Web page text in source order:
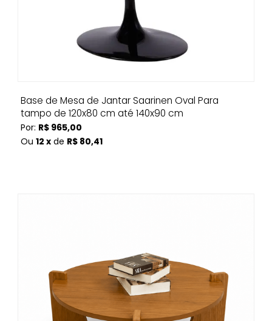
Base de Mesa de Jantar Saarinen Oval Para
tampo de 120x80 cm até 140x90 cm
Por: R$ 965,00
Ou 12 x de R$ 80,41